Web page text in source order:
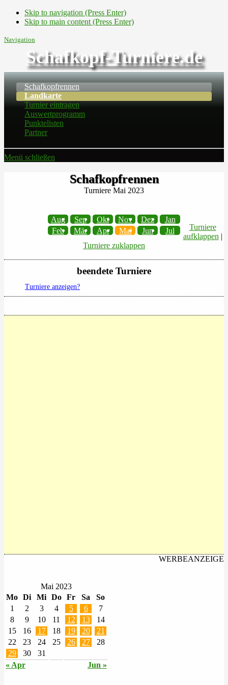
Skip to navigation (Press Enter)
Skip to main content (Press Enter)
Navigation
Schafkopf-Turniere.de
Schafkopfrennen
Landkarte
Turnier eintragen
Auswertprogramm
Punktelisten
Partner
Menü schließen
Schafkopfrennen
Turniere Mai 2023
Aug Sep Okt Nov Dez
Jan
Feb
Mär Apr Mai Jun Jul
Turniere
aufklappen |
Turniere zuklappen
beendete Turniere
Turniere anzeigen?
WERBEANZEIGE
Mai 2023
Mo Di Mi Do Fr Sa So
« Apr Jun »
1 2 3 4 5 6
7
8
9 10 11 12 13
14
15
16 17 18 19 20
21
22
23 24 25 26 27
28
29
30 31